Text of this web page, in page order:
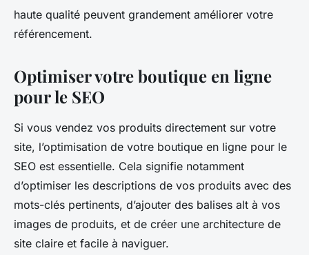
haute qualité peuvent grandement améliorer votre
référencement.
Optimiser votre boutique en ligne
pour le SEO
Si vous vendez vos produits directement sur votre
site, l’optimisation de votre boutique en ligne pour le
SEO est essentielle. Cela signifie notamment
d’optimiser les descriptions de vos produits avec des
mots-clés pertinents, d’ajouter des balises alt à vos
images de produits, et de créer une architecture de
site claire et facile à naviguer.